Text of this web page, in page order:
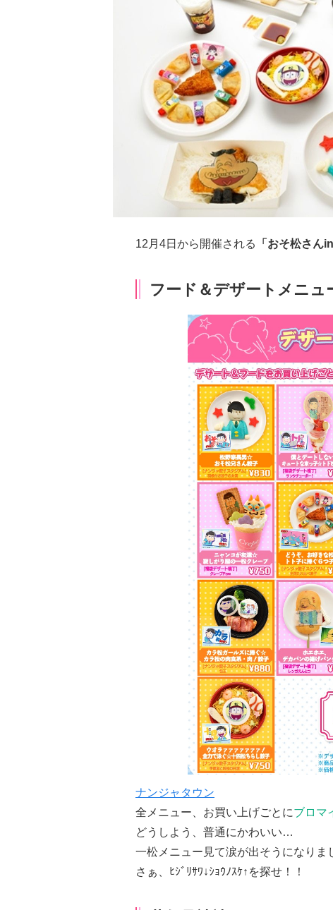
12月4日から開催される 「おそ松さん
フード＆デザートメニュ
ナンジャタウン
全メニュー、お買い上げごとにブロマ
どうしよう、普通にかわいい…
一松メニュー見て涙が出そうになりま
さぁ、ﾋｼﾞﾘｻﾜ↓ｼｮｳﾉｽｹ↑を探せ！！